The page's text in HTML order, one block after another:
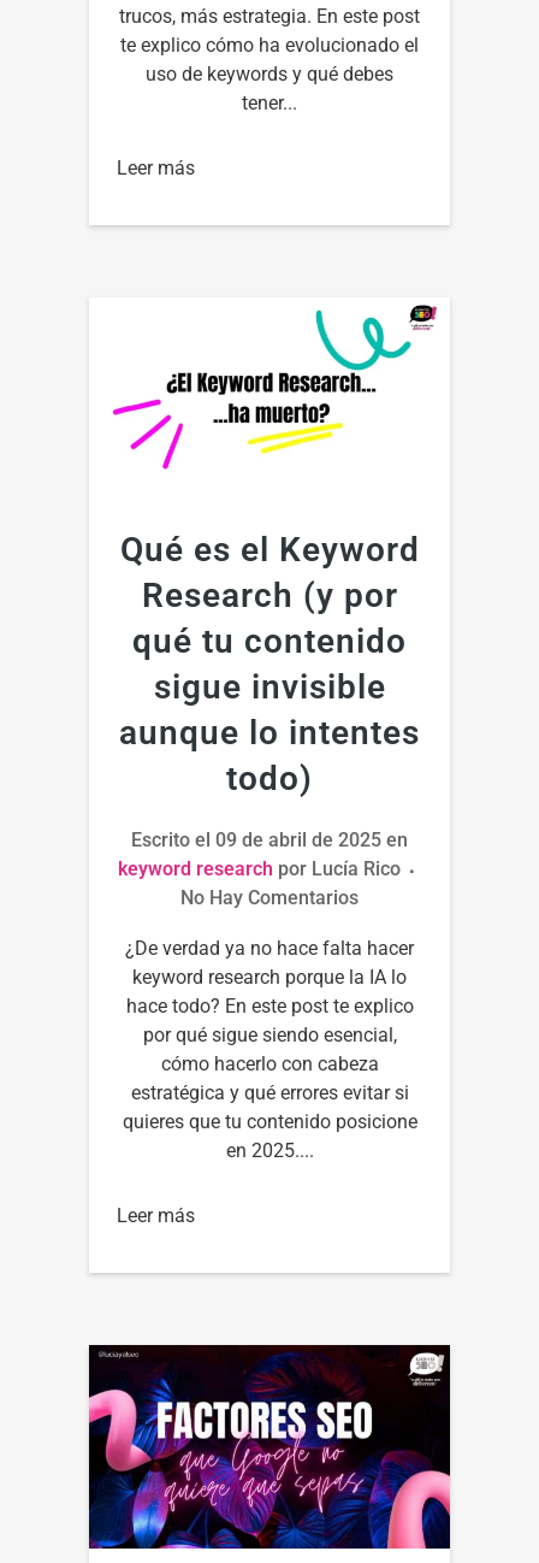
trucos, más estrategia. En este post
te explico cómo ha evolucionado el
uso de keywords y qué debes
tener...
Leer más
Qué es el Keyword
Research (y por
qué tu contenido
sigue invisible
aunque lo intentes
todo)
Escrito el 09 de abril de 2025 en
keyword research por Lucía Rico
No Hay Comentarios
¿De verdad ya no hace falta hacer
keyword research porque la IA lo
hace todo? En este post te explico
por qué sigue siendo esencial,
cómo hacerlo con cabeza
estratégica y qué errores evitar si
quieres que tu contenido posicione
en 2025....
Leer más